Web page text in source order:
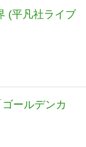
(平凡社ライブ
ールデンカ